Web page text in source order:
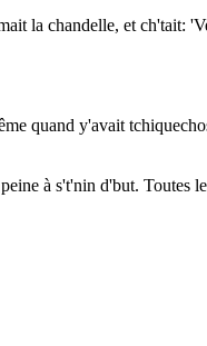
la chandelle, et ch'tait:
quand y'avait
à s't'nin d'but. Toutes